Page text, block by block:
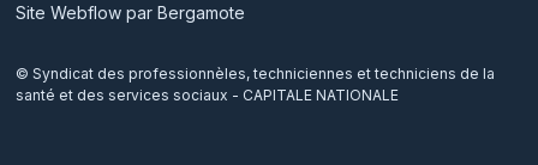
© Syndicat des professionnèles, techniciennes et techniciens de la
santé et des services sociaux - CAPITALE NATIONALE
Site Webflow par Bergamote